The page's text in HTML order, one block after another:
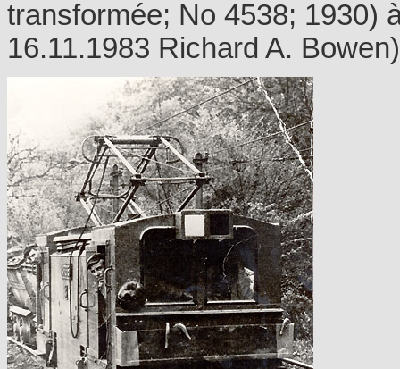
transformée; No 4538; 1930)
16.11.1983 Richard A. Bowen)